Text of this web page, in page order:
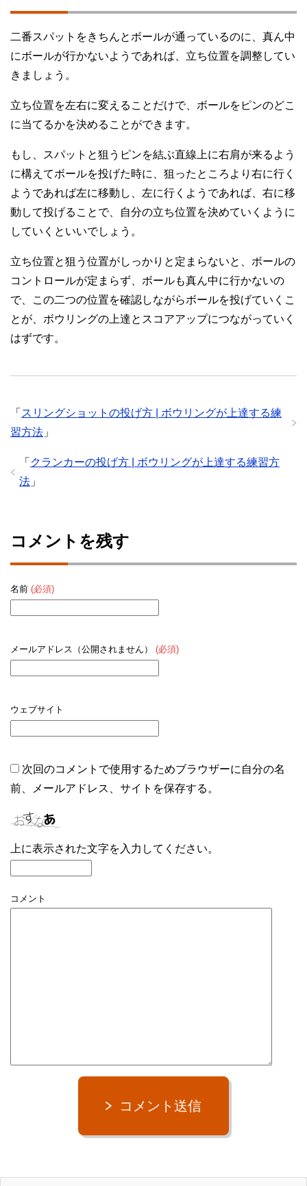
二番スパットをきちんとボールが通っているのに、真ん中
にボールが行かないようであれば、立ち位置を調整してい
きましょう。
立ち位置を左右に変えることだけで、ボールをピンのどこ
に当てるかを決めることができます。
もし、スパットと狙うピンを結ぶ直線上に右肩が来るよう
に構えてボールを投げた時に、狙ったところより右に行く
ようであれば左に移動し、左に行くようであれば、右に移
動して投げることで、自分の立ち位置を決めていくように
していくといいでしょう。
立ち位置と狙う位置がしっかりと定まらないと、ボールの
コントロールが定まらず、ボールも真ん中に行かないの
で、この二つの位置を確認しながらボールを投げていくこ
とが、ボウリングの上達とスコアアップにつながっていく
はずです。
「 スリングショットの投げ方 | ボウリングが上達する練
習方法 」
「 クランカーの投げ方 | ボウリングが上達する練習方
法 」
コメントを残す
名前 (必須)
メールアドレス（公開されません） (必須)
ウェブサイト
次回のコメントで使用するためブラウザーに自分の名
前、メールアドレス、サイトを保存する。
上に表示された文字を入力してください。
コメント
コメント送信